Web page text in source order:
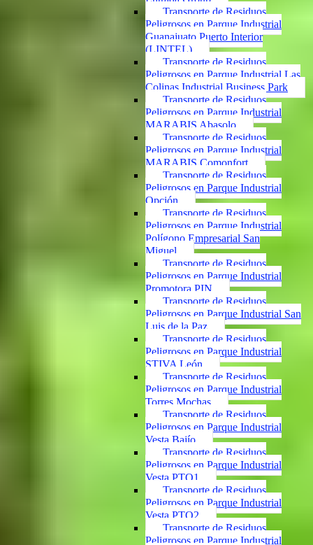
Transporte de Residuos
Peligrosos en Parque Industrial
Guanajuato Puerto Interior
(LINTEL)
Transporte de Residuos
Peligrosos en Parque Industrial Las
Colinas Industrial Business Park
Transporte de Residuos
Peligrosos en Parque Industrial
MARABIS Abasolo
Transporte de Residuos
Peligrosos en Parque Industrial
MARABIS Comonfort
Transporte de Residuos
Peligrosos en Parque Industrial
Opción
Transporte de Residuos
Peligrosos en Parque Industrial
Polígono Empresarial San
Miguel
Transporte de Residuos
Peligrosos en Parque Industrial
Promotora PIN
Transporte de Residuos
Peligrosos en Parque Industrial San
Luis de la Paz
Transporte de Residuos
Peligrosos en Parque Industrial
STIVA León
Transporte de Residuos
Peligrosos en Parque Industrial
Torres Mochas
Transporte de Residuos
Peligrosos en Parque Industrial
Vesta Bajío
Transporte de Residuos
Peligrosos en Parque Industrial
Vesta PTO1
Transporte de Residuos
Peligrosos en Parque Industrial
Vesta PTO2
Transporte de Residuos
Peligrosos en Parque Industrial